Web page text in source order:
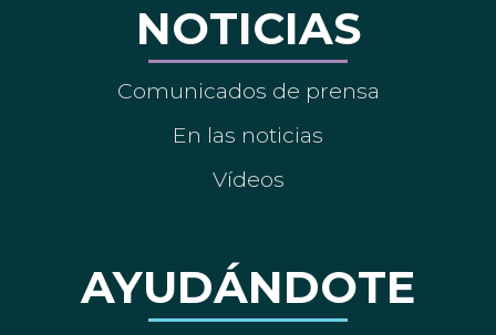
NOTICIAS
Comunicados de prensa
En las noticias
Vídeos
AYUDÁNDOTE